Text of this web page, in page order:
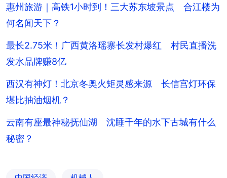
惠州旅游｜高铁1小时到！三大苏东坡景点 合江楼为
何名闻天下？
最长2.75米！广西黄洛瑶寨长发村爆红 村民直播洗
发水品牌赚8亿
西汉有神灯！北京冬奥火矩灵感来源 长信宫灯环保
堪比抽油烟机？
云南有座最神秘抚仙湖 沈睡千年的水下古城有什么
秘密？